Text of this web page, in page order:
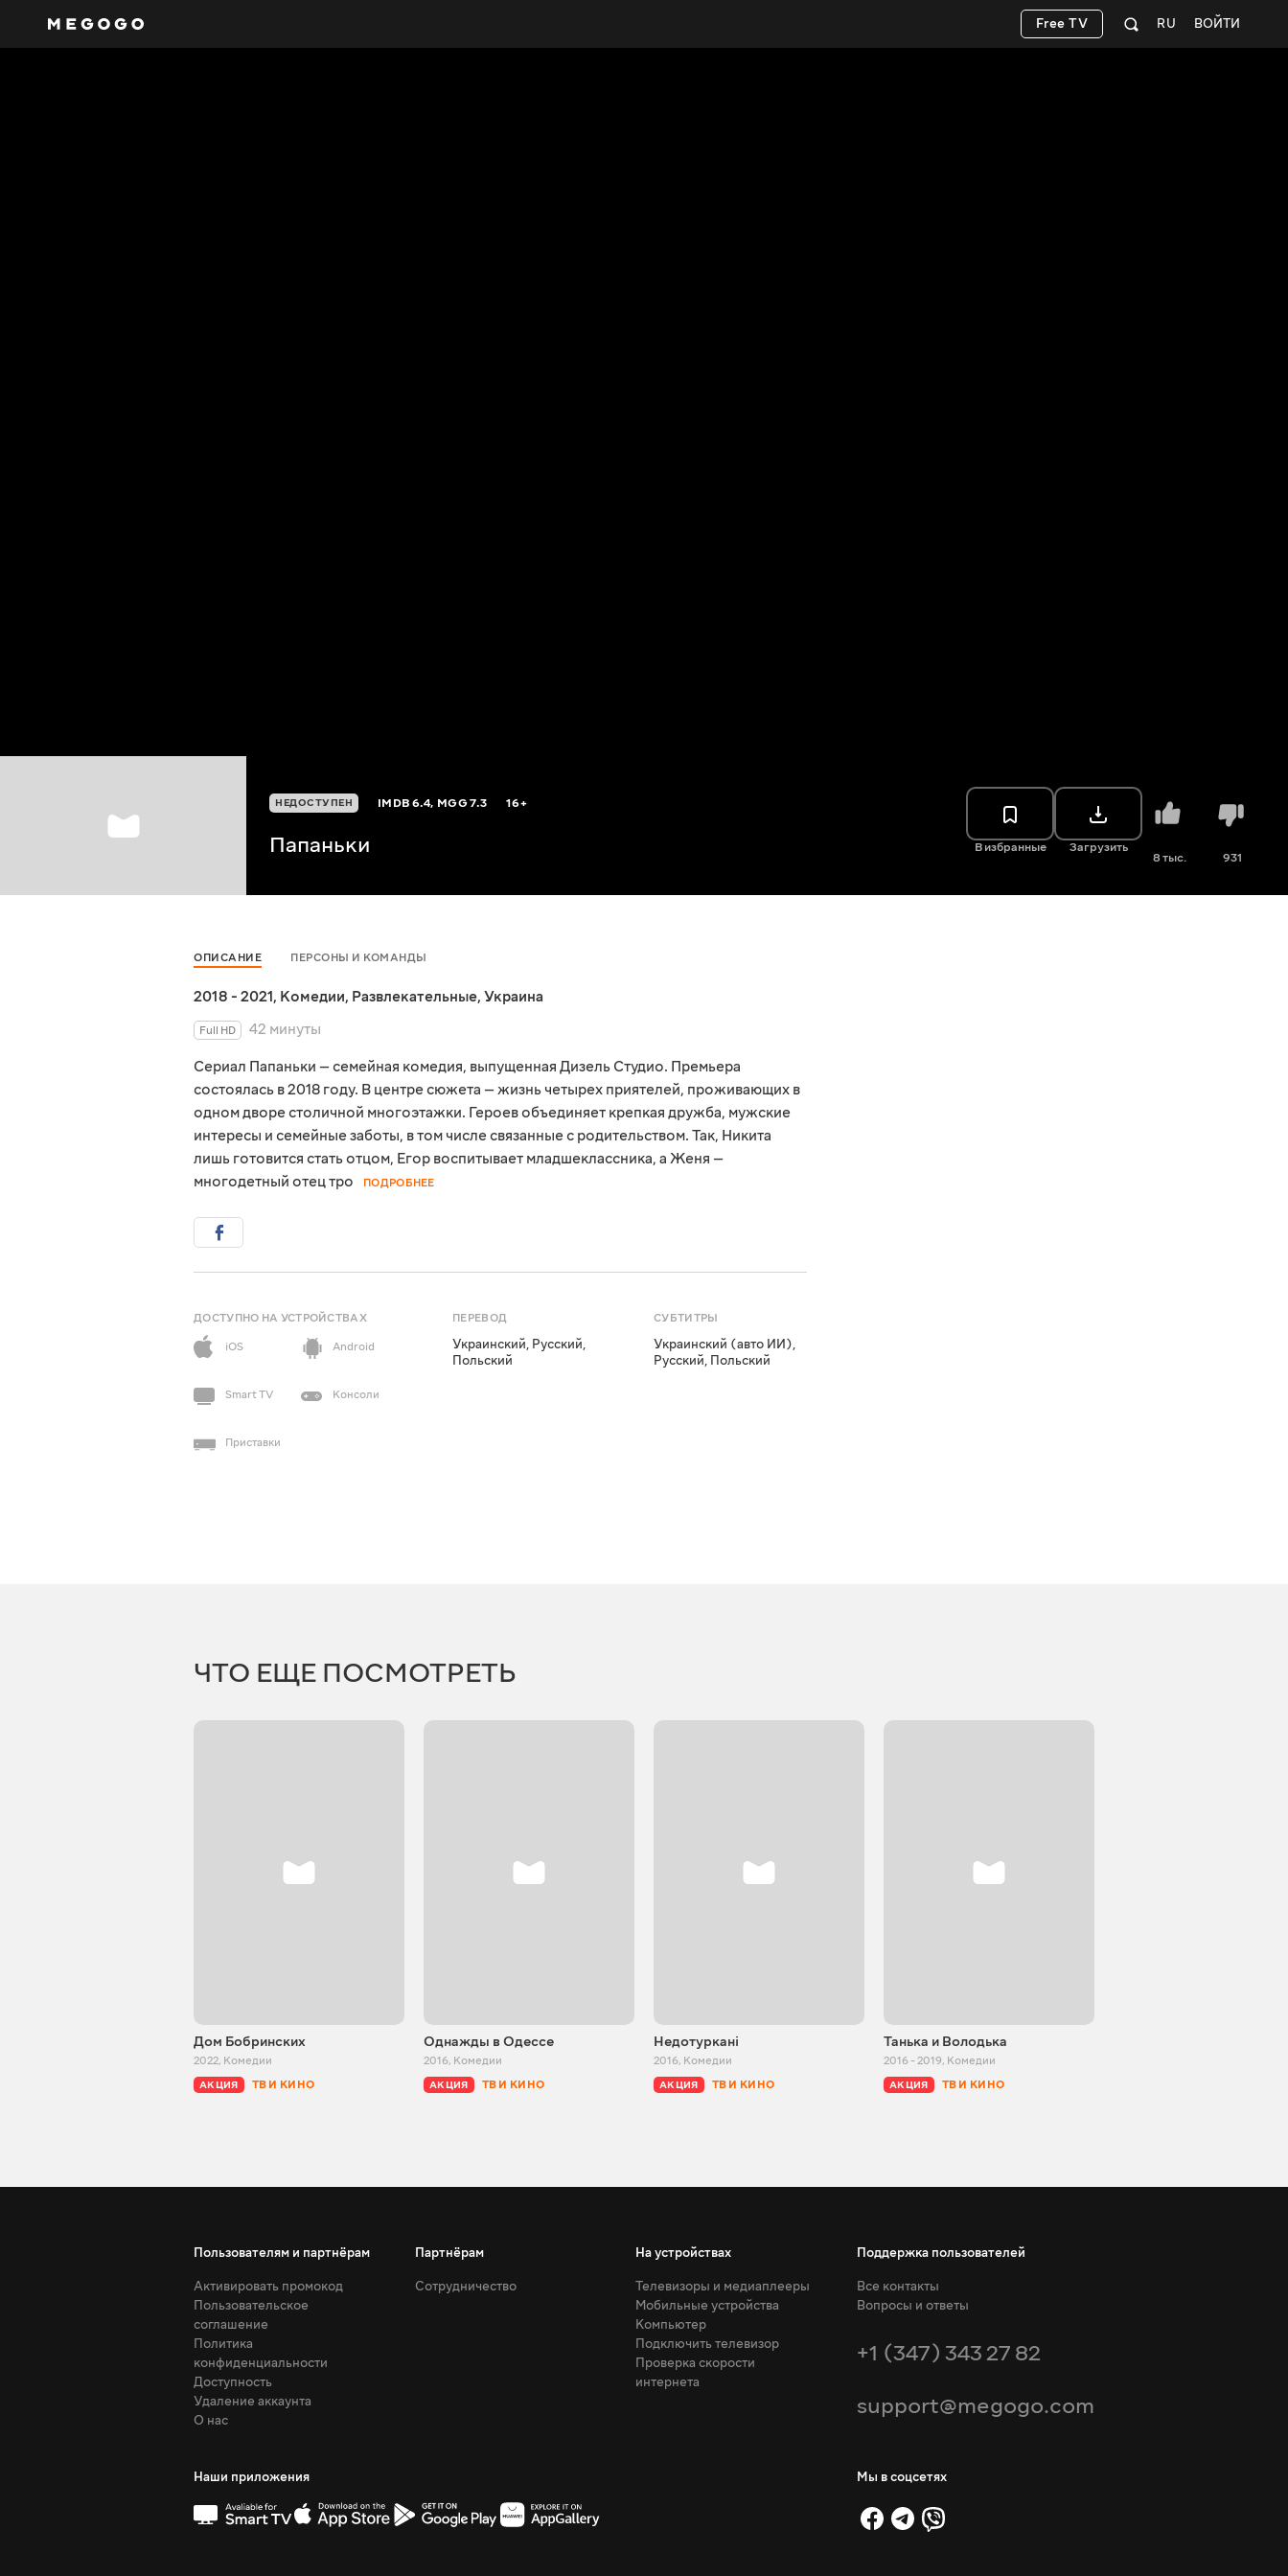
ВОЙТИ
RU
Free TV
НЕДОСТУПЕН IMDB6.4, MGG7.3 16+
Папаньки В избранные Загрузить
8 тыс. 931
ОПИСАНИЕ ПЕРСОНЫ И КОМАНДЫ
2018 - 2021, Комедии, Развлекательные, Украина
Full HD
42 минуты
Сериал Папаньки — семейная комедия, выпущенная Дизель Студио. Премьера
состоялась в 2018 году. В центре сюжета — жизнь четырех приятелей, проживающих в
одном дворе столичной многоэтажки. Героев объединяет крепкая дружба, мужские
интересы и семейные заботы, в том числе связанные с родительством. Так, Никита
лишь готовится стать отцом, Егор воспитывает младшеклассника, а Женя —
многодетный отец тро
ПОДРОБНЕЕ
ДОСТУПНО НА УСТРОЙСТВАХ
iOS
Android
Smart TV Консоли
Приставки
ПЕРЕВОД
Украинский, Русский,
Польский
СУБТИТРЫ
Украинский (авто ИИ),
Русский, Польский
ЧТО ЕЩЕ ПОСМОТРЕТЬ
Дом Бобринских
2022, Комедии
АКЦИЯ ТВ И КИНО
Однажды в Одессе
2016, Комедии
АКЦИЯ ТВ И КИНО
Недотуркані
2016, Комедии
АКЦИЯ ТВ И КИНО
Танька и Володька
2016 - 2019, Комедии
АКЦИЯ ТВ И КИНО
Пользователям и партнёрам
Активировать промокод
Пользовательское
соглашение
Политика
конфиденциальности
Доступность
Удаление аккаунта
О нас
Партнёрам
Сотрудничество
На устройствах
Телевизоры и медиаплееры
Мобильные устройства
Компьютер
Подключить телевизор
Проверка скорости
интернета
Поддержка пользователей
Все контакты
Вопросы и ответы
+1 (347) 343 27 82
support@megogo.com
Наши приложения Мы в соцсетях